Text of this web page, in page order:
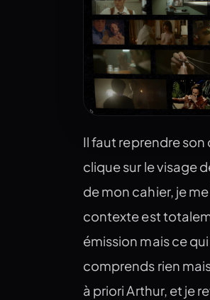
Il faut reprendre
clique sur le visage
de mon cahier, je
contexte est
émission mais ce
comprends rien
à priori Arthur, et je